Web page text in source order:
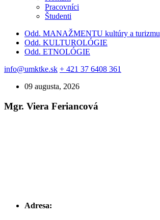
Pracovníci
Študenti
Odd. MANAŽMENTU kultúry a turizmu
Odd. KULTUROLÓGIE
Odd. ETNOLÓGIE
info@umktke.sk + 421 37 6408 361
09 augusta, 2026
Mgr. Viera Feriancová
Adresa: